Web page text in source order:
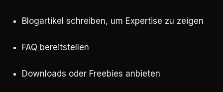
Blogartikel schreiben, um Expertise zu zeigen
FAQ bereitstellen
Downloads oder Freebies anbieten